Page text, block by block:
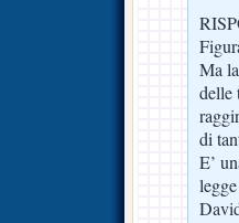
Ma
delle
di
E’